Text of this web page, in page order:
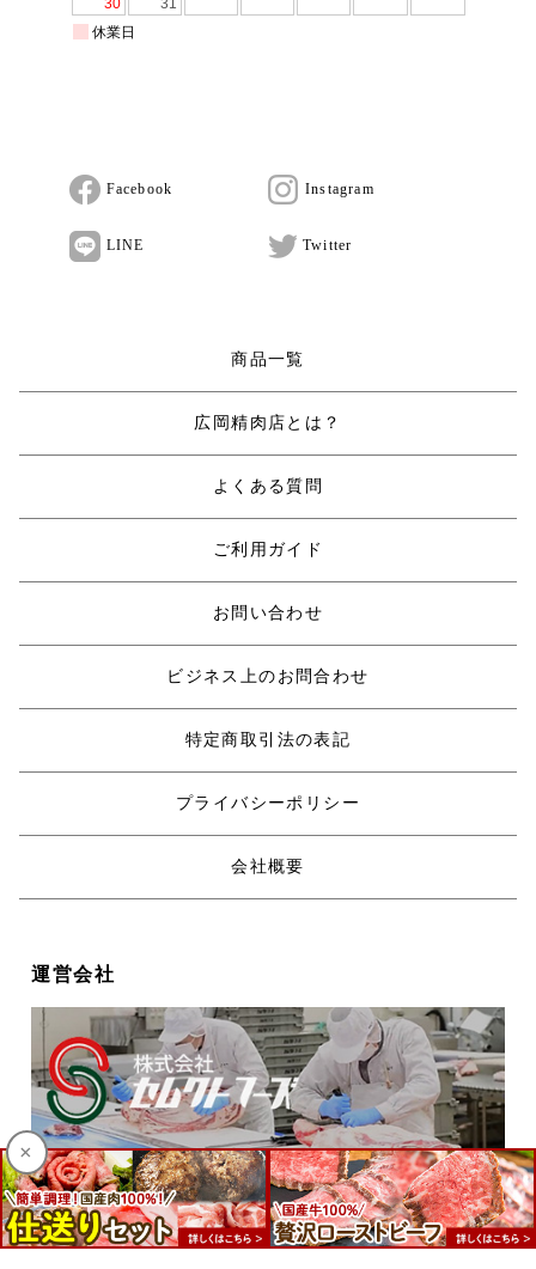
×
Facebook Instagram
LINE Twitter
商品一覧
広岡精肉店とは？
よくある質問
ご利用ガイド
お問い合わせ
ビジネス上のお問合わせ
特定商取引法の表記
プライバシーポリシー
会社概要
運営会社